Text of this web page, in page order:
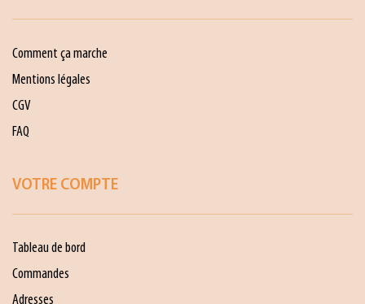
Comment ça marche
Mentions légales
CGV
FAQ
VOTRE COMPTE
Tableau de bord
Commandes
Adresses